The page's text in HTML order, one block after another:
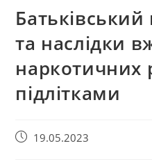
та наслідки
наркотичних
підлітками
19.05.2023